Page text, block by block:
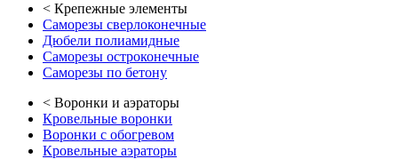
< Крепежные элементы
Саморезы сверлоконечные
Дюбели полиамидные
Саморезы остроконечные
Саморезы по бетону
< Воронки и аэраторы
Кровельные воронки
Воронки с обогревом
Кровельные аэраторы